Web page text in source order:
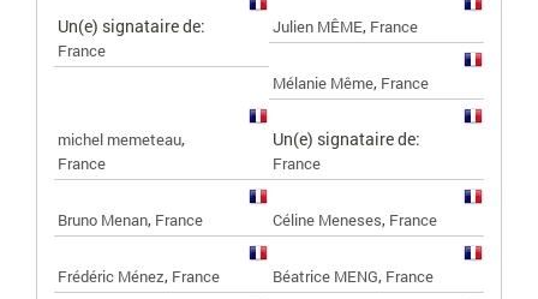
Un(e) signataire de:
France
Julien MÊME, France
Mélanie Même, France
michel memeteau,
France
Un(e) signataire de:
France
Bruno Menan, France Céline Meneses, France
Frédéric Ménez, France Béatrice MENG, France